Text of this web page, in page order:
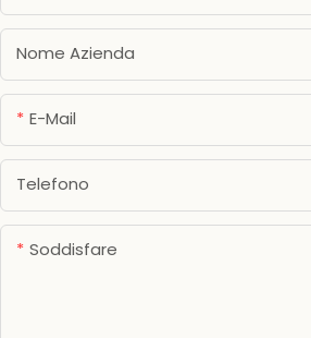
Nome Azienda
E-Mail
Telefono
Soddisfare